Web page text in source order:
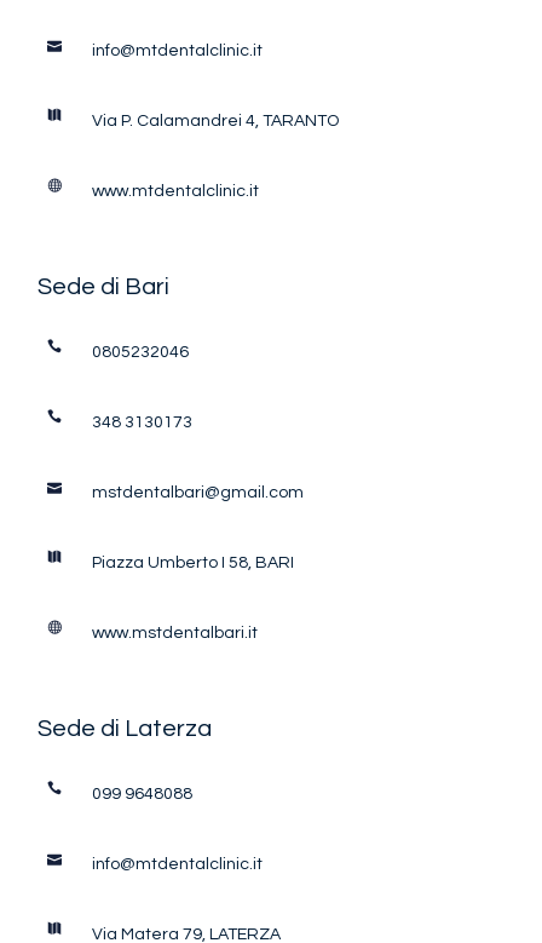
info@mtdentalclinic.it
Via P. Calamandrei 4, TARANTO
www.mtdentalclinic.it
Sede di Bari
0805232046
348 3130173
mstdentalbari@gmail.com
Piazza Umberto I 58, BARI
www.mstdentalbari.it
Sede di Laterza
099 9648088
info@mtdentalclinic.it
Via Matera 79, LATERZA